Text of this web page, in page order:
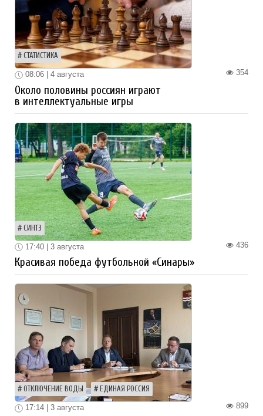
СТАТИСТИКА
354
08:06 | 4 августа
Около половины россиян играют
в интеллектуальные игры
СИНТЗ
436
17:40 | 3 августа
Красивая победа футбольной «Синары»
ОТКЛЮЧЕНИЕ ВОДЫ ЕДИНАЯ РОССИЯ
899
17:14 | 3 августа